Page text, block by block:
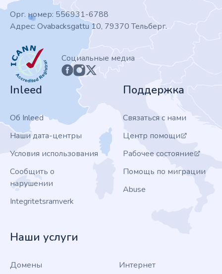
Орг. номер: 556931-6788
Адрес: Ovabacksgattu 10, 79370 Тельберг.
ICANN
Социальные медиа
Inleed
Об Inleed
Наши дата-центры
Условия использования
Сообщить о
нарушении
Integritetsramverk
Поддержка
Связаться с нами
Центр помощи
Рабочее состояние
Помощь по миграции
Abuse
Наши услуги
Домены
Интернет